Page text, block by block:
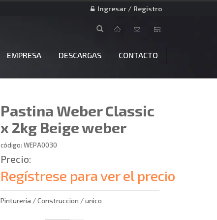
Ingresar / Registro
EMPRESA DESCARGAS CONTACTO
Pastina Weber Classic
x 2kg Beige weber
código: WEPA0030
Precio:
Regístrese para ver el precio
Pintureria / Construccion / unico